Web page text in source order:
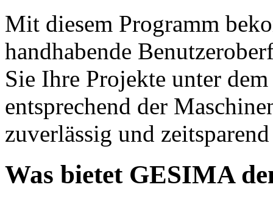
Mit diesem Programm
handhabende
Sie Ihre Projekte unter
entsprechend der
zuverlässig und
Was bietet GESIMA